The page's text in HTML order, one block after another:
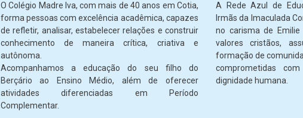
O Colégio Madre Iva, com mais de 40 anos em Cotia,
forma pessoas com excelência acadêmica, capazes
de refletir, analisar, estabelecer relações e construir
conhecimento de maneira crítica, criativa e
autônoma.
Acompanhamos a educação do seu filho do
Berçário ao Ensino Médio, além de oferecer
atividades diferenciadas em Período
Complementar.
A Rede Azul de
Irmãs da Imaculada
no carisma de Emilie
valores cristãos,
formação de
comprometidas
dignidade humana.